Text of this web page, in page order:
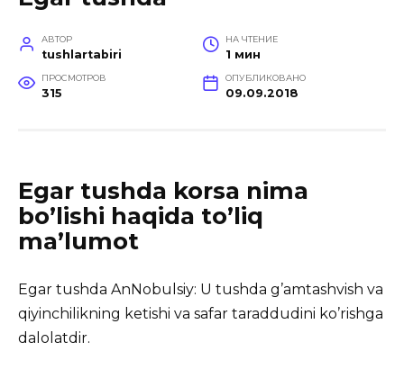
АВТОР
tushlartabiri
НА ЧТЕНИЕ
1 мин
ПРОСМОТРОВ
315
ОПУБЛИКОВАНО
09.09.2018
Egar tushda korsa nima
bo’lishi haqida to’liq
ma’lumot
Egar tushda AnNobulsiy: U tushda g’amtashvish va
qiyinchilikning ketishi va safar taraddudini ko’rishga
dalolatdir.